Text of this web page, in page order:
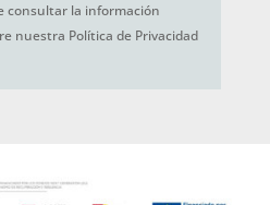
consultar la información
nuestra Política de Privacidad